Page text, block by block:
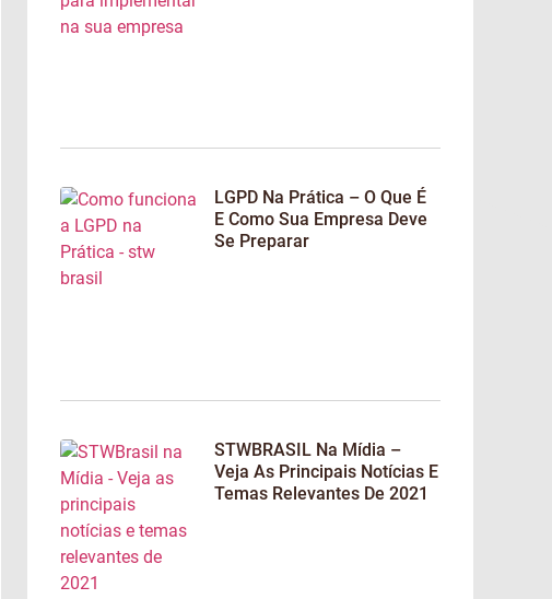
LGPD Na Prática – O Que É
E Como Sua Empresa Deve
Se Preparar
STWBRASIL Na Mídia –
Veja As Principais Notícias E
Temas Relevantes De 2021